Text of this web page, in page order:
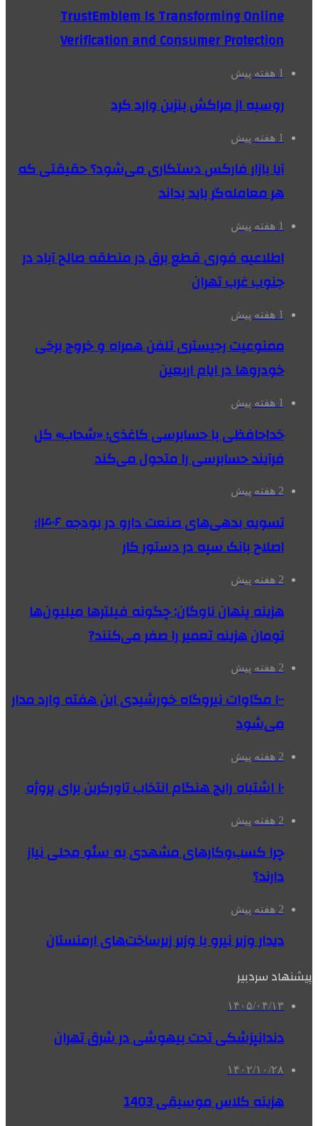
TrustEmblem Is Transforming Online
Verification and Consumer Protection
1 هفته پیش
روسیه از مراکش بنزین وارد کرد
1 هفته پیش
آیا بازار فارکس دستکاری می‌شود؟ حقیقتی که
هر معامله‌گر باید بداند
1 هفته پیش
اطلاعیه فوری قطع برق در منطقه صالح آباد در
جنوب غرب تهران
1 هفته پیش
ممنوعیت رجیستری تلفن همراه و خروج برخی
خودروها در ایام اربعین
1 هفته پیش
خداحافظی با حسابرسی کاغذی؛ «شحاب» کل
فرآیند حسابرسی را متحول می‌کند
2 هفته پیش
تسویه بدهی‌های صنعت دارو در بودجه ۱۴۰۶؛
اصلاح بانک سپه در دستور کار
2 هفته پیش
هزینه پنهان ناوگان: چگونه فیلترها میلیون‌ها
تومان هزینه تعمیر را صفر می‌کنند?
2 هفته پیش
۱۰۰ مگاوات نیروگاه‌ خورشیدی این هفته وارد مدار
می‌شود
2 هفته پیش
۱۰ اشتباه رایج هنگام انتخاب تاورکرین برای پروژه
2 هفته پیش
چرا کسب‌وکارهای مشهدی به سئو محلی نیاز
دارند؟
2 هفته پیش
دیدار وزیر نیرو با وزیر زیرساخت‌های ارمنستان
پیشنهاد سردبیر
۱۴۰۵/۰۴/۱۳
دندانپزشکی تحت بیهوشی در شرق تهران
۱۴۰۲/۱۰/۲۸
هزینه کلاس موسیقی 1403